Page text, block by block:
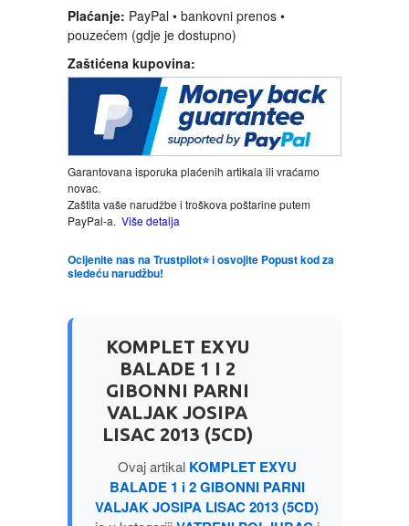
KOMEDIJA
KRIMINALISTIČKI
KUVARI
LJUBAVNI
MITOLOGIJA
MUZIKA
NAUKA
POEZIJA
POPULARNA PSIHOLOGIJA
PRIČE
Plaćanje: PayPal • bankovni prenos •
pouzećem (gdje je dostupno)
Zaštićena kupovina:
Garantovana isporuka plaćenih artikala ili vraćamo
novac.
Zaštita vaše narudžbe i troškova poštarine putem
PayPal-a. Više detalja
Ocijenite nas na Trustpilot⭐ i osvojite Popust kod za
sledeću narudžbu!
KOMPLET EXYU
BALADE 1 I 2
GIBONNI PARNI
VALJAK JOSIPA
LISAC 2013 (5CD)
Ovaj artikal KOMPLET EXYU
BALADE 1 i 2 GIBONNI PARNI
VALJAK JOSIPA LISAC 2013 (5CD)